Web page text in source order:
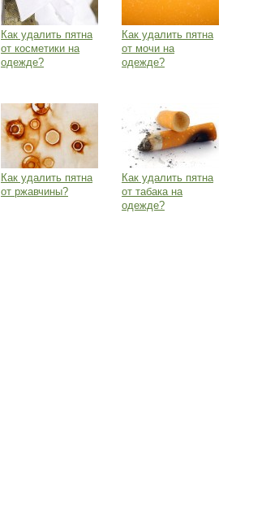
Как удалить пятна
от косметики на
одежде?
Как удалить пятна
от мочи на
одежде?
Как удалить пятна
от ржавчины?
Как удалить пятна
от табака на
одежде?